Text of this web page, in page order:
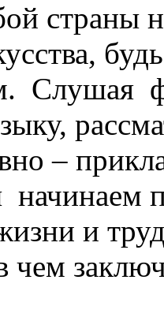
страны
Слушая
–
и
чем